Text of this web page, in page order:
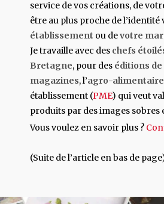
service de vos créations, de
être au plus proche de l’identité
établissement ou devotre
Je travaille avec des chefs
Bretagne, pour des éditions de
magazines, l’agro-alimentaire
établissement (PME) qui veut
produits par des images sobres
Vous voulez en savoir plus ?
(Suite de l’article en bas de